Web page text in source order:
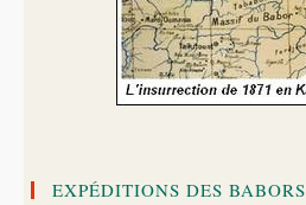
EXPÉDITIONS DES BABORS